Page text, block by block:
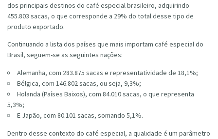
dos principais destinos do café especial brasileiro, adquirindo
455.803 sacas, o que corresponde a 29% do total desse tipo de
produto exportado.
Continuando a lista dos países que mais importam café especial do
Brasil, seguem-se as seguintes nações:
Alemanha, com 283.875 sacas e representatividade de 18,1%;
Bélgica, com 146.802 sacas, ou seja, 9,3%;
Holanda (Países Baixos), com 84.010 sacas, o que representa
5,3%;
E Japão, com 80.101 sacas, somando 5,1%.
Dentro desse contexto do café especial, a qualidade é um parâmetro